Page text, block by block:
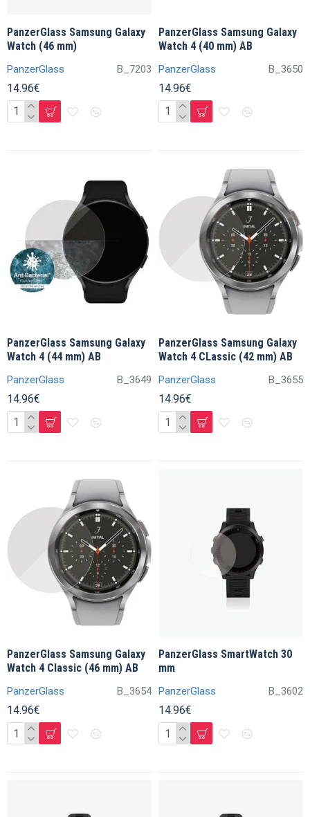
PanzerGlass B_7203
PanzerGlass Samsung Galaxy
Watch (46 mm)
14.96€
PanzerGlass B_3650
PanzerGlass Samsung Galaxy
Watch 4 (40 mm) AB
14.96€
PanzerGlass B_3649
PanzerGlass Samsung Galaxy
Watch 4 (44 mm) AB
14.96€
PanzerGlass B_3655
PanzerGlass Samsung Galaxy
Watch 4 CLassic (42 mm) AB
14.96€
PanzerGlass B_3654
PanzerGlass Samsung Galaxy
Watch 4 Classic (46 mm) AB
14.96€
PanzerGlass B_3602
PanzerGlass SmartWatch 30
mm
14.96€